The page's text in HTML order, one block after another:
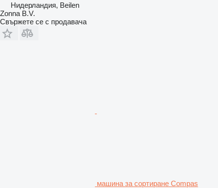
Нидерландия, Beilen
Zonna B.V.
Свържете се с продавача
машина за сортиране Compas